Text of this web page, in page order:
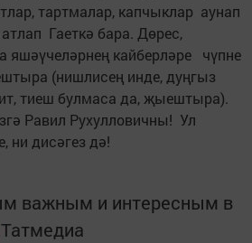
тартмалар, капчыклар аунап
Гаеткә бара. Дөрес,
яшәүчеләрнең кайберләре чүпне
(нишлисең инде, дуңгыз
тиеш булмаса да, җыештыра).
Равил Рухулловичны! Ул
ни дисәгез дә!
важным и интересным в
Татмедиа